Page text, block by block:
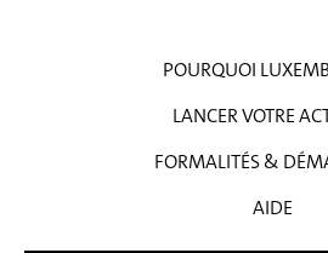
POURQUOI
LANCER VOTRE
FORMALITÉS &
AIDE